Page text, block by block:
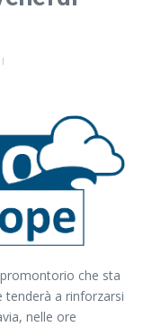
che sta
tenderà a rinforzarsi
nelle ore